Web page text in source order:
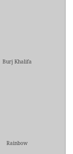
Burj Khalifa
Rainbow